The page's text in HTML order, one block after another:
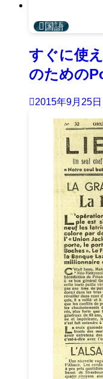
国語
すぐに使
のための
2015年9月25日